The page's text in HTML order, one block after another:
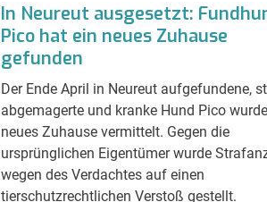
In Neureut ausgesetzt:
Pico hat ein neues Zuhause
gefunden
Der Ende April in Neureut aufgefundene,
abgemagerte und kranke Hund Pico
neues Zuhause vermittelt. Gegen die
ursprünglichen Eigentümer wurde
wegen des Verdachtes auf einen
tierschutzrechtlichen Verstoß gestellt.